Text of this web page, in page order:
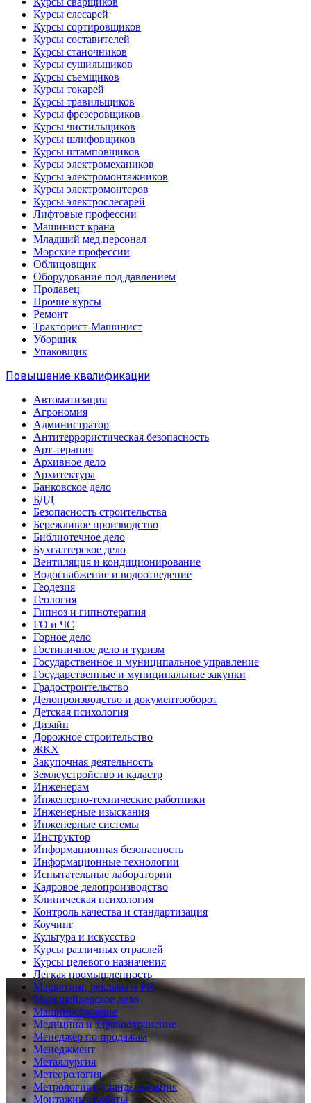
Курсы слесарей
Курсы сортировщиков
Курсы составителей
Курсы станочников
Курсы сушильщиков
Курсы съемщиков
Курсы токарей
Курсы травильщиков
Курсы фрезеровщиков
Курсы чистильщиков
Курсы шлифовщиков
Курсы штамповщиков
Курсы электромехаников
Курсы электромонтажников
Курсы электромонтеров
Курсы электрослесарей
Лифтовые профессии
Машинист крана
Младщий мед.персонал
Морские профессии
Облицовщик
Оборудование под давлением
Продавец
Прочие курсы
Ремонт
Тракторист-Машинист
Уборщик
Упаковщик
Повышение квалификации
Автоматизация
Агрономия
Администратор
Антитеррористическая безопасность
Арт-терапия
Архивное дело
Архитектура
Банковское дело
БДД
Безопасность строительства
Бережливое производство
Библиотечное дело
Бухгалтерское дело
Вентиляция и кондиционирование
Водоснабжение и водоотведение
Геодезия
Геология
Гипноз и гипнотерапия
ГО и ЧС
Горное дело
Гостиничное дело и туризм
Государственное и муниципальное управление
Государственные и муниципальные закупки
Градостроительство
Делопроизводство и документооборот
Детская психология
Дизайн
Дорожное строительство
ЖКХ
Закупочная деятельность
Землеустройство и кадастр
Инженерам
Инженерно-технические работники
Инженерные изыскания
Инженерные системы
Инструктор
Информационная безопасность
Информационные технологии
Испытательные лаборатории
Кадровое делопроизводство
Клиническая психология
Контроль качества и стандартизация
Коучинг
Культура и искусство
Курсы различных отраслей
Курсы целевого назначения
Легкая промышленность
Маркетинг, реклама и PR
Маркшейдерское дело
Машиностроение
Медицина и здравоохранение
Менеджер по продажам
Менеджмент
Металлургия
Метеорология
Метрология и стандартизация
Монтажные работы